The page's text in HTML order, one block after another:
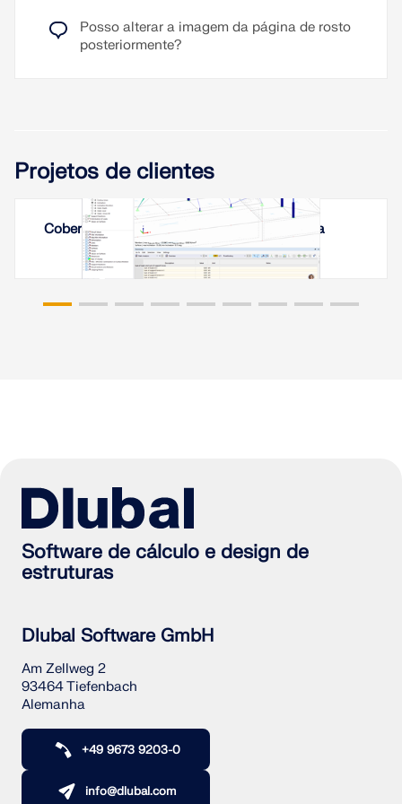
Posso alterar a imagem da página de rosto
posteriormente?
Projetos de clientes
Cobertura de membrana em Erevan, Arménia
Software de cálculo e design de
estruturas
Dlubal Software GmbH
Am Zellweg 2
93464 Tiefenbach
Alemanha
+49 9673 9203-0
info@dlubal.com